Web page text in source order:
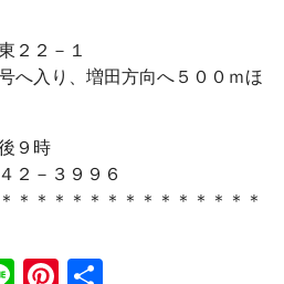
２２－１
へ入り、増田方向へ５００ｍほ
９時
２－３９９６
＊＊＊＊＊＊＊＊＊＊＊＊＊＊